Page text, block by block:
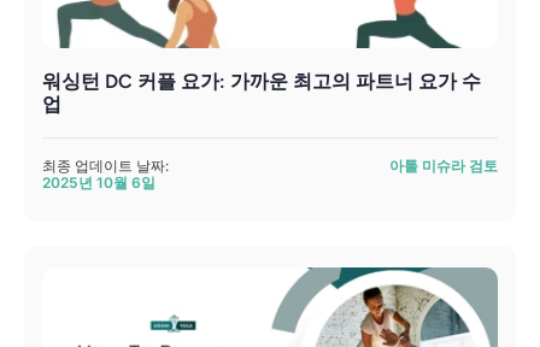
워싱턴 DC 커플 요가: 가까운 최고의 파트너 요가 수
업
최종 업데이트 날짜:
2025년 10월 6일
아툴 미슈라 검토